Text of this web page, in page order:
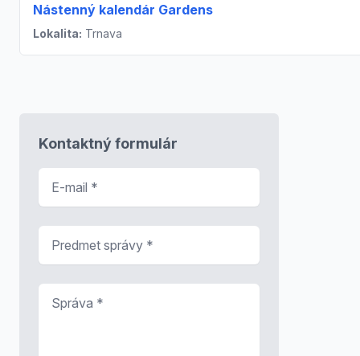
Nástenný kalendár Gardens
Lokalita: Trnava
Kontaktný formulár